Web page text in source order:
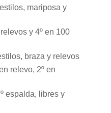
mariposa y
y 4º en 100
braza y relevos
relevo, 2º en
espalda, libres y